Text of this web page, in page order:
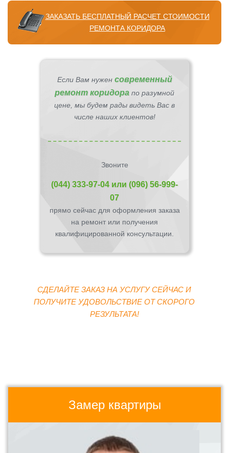
ЗАКАЗАТЬ БЕСПЛАТНЫЙ РАСЧЕТ СТОИМОСТИ
РЕМОНТА КОРИДОРА
Если Вам нужен современный
ремонт коридора по разумной
цене, мы будем рады видеть Вас в
числе наших клиентов!
Звоните
(044) 333-97-04 или (096) 56-999-
07
прямо сейчас для оформления заказа
на ремонт или получения
квалифицированной консультации.
СДЕЛАЙТЕ ЗАКАЗ НА УСЛУГУ СЕЙЧАС И
ПОЛУЧИТЕ УДОВОЛЬСТВИЕ ОТ СКОРОГО
РЕЗУЛЬТАТА!
Замер квартиры